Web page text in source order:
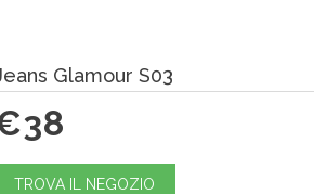
Glamour S03
TROVA IL NEGOZIO